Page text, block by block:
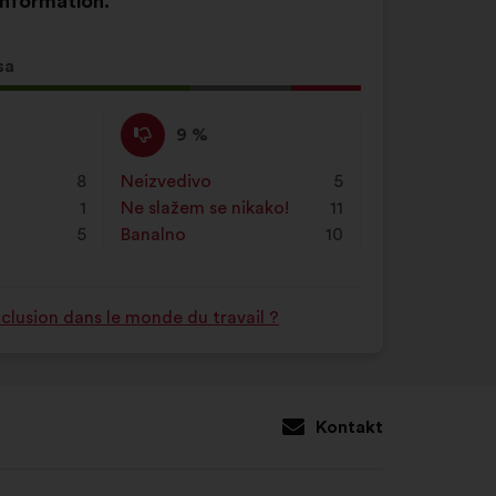
8
1
5
Ne
slažem
se
:
9 %
Za
navedeni
je
prijedlog
stavljena
Neizvedivo
: 5
put
Ne slažem se nikako!
: 11
put
Banalno
: 10
put
dans le monde du travail ?
Kontakt